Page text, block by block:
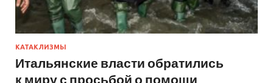
КАТАКЛИЗМЫ
Итальянские власти обратились
к миру с просьбой о помощи